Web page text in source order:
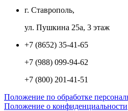
г. Ставрополь,
ул. Пушкина 25а, 3 этаж
+7 (8652) 35-41-65
+7 (988) 099-94-62
+7 (800) 201-41-51
Положение по обработке
Положение о конфиденциальности